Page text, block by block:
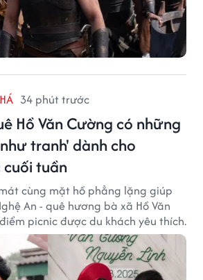
34 phút trước
Hồ Văn Cường có những
tranh' dành cho
cuối tuần
cùng mặt hồ phẳng lặng giúp
An - quê hương bà xã Hồ Văn
picnic được du khách yêu thích.